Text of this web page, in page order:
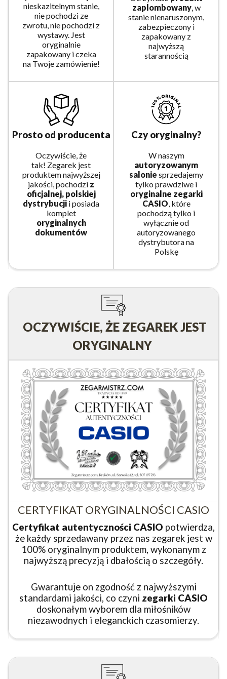
nieskazitelnym stanie,
nie pochodzi ze
zwrotu, nie pochodzi z
wystawy. Jest
oryginalnie
zapakowany i czeka
na Twoje zamówienie!
zaplombowany, w
stanie nienaruszonym,
zabezpieczony i
zapakowany z
najwyższą
starannością
Prosto od producenta
Oczywiście, że
tak! Zegarek jest
produktem najwyższej
jakości, pochodzi z
oficjalnej, polskiej
dystrybucji i posiada
komplet
oryginalnych
dokumentów
Czy oryginalny?
W naszym
autoryzowanym
salonie sprzedajemy
tylko prawdziwe i
oryginalne zegarki
CASIO, które
pochodzą tylko i
wyłącznie od
autoryzowanego
dystrybutora na
Polskę
OCZYWIŚCIE, ŻE ZEGAREK JEST
ORYGINALNY
CERTYFIKAT ORYGINALNOŚCI CASIO
Certyfikat autentyczności CASIO potwierdza,
że każdy sprzedawany przez nas zegarek jest w
100% oryginalnym produktem, wykonanym z
najwyższą precyzją i dbałością o szczegóły.
Gwarantuje on zgodność z najwyższymi
standardami jakości, co czyni zegarki CASIO
doskonałym wyborem dla miłośników
niezawodnych i eleganckich czasomierzy.